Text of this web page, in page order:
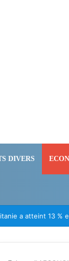
DIVERS
détenus